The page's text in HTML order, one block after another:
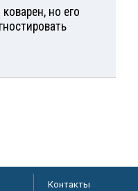
коварен, но его
Контакты